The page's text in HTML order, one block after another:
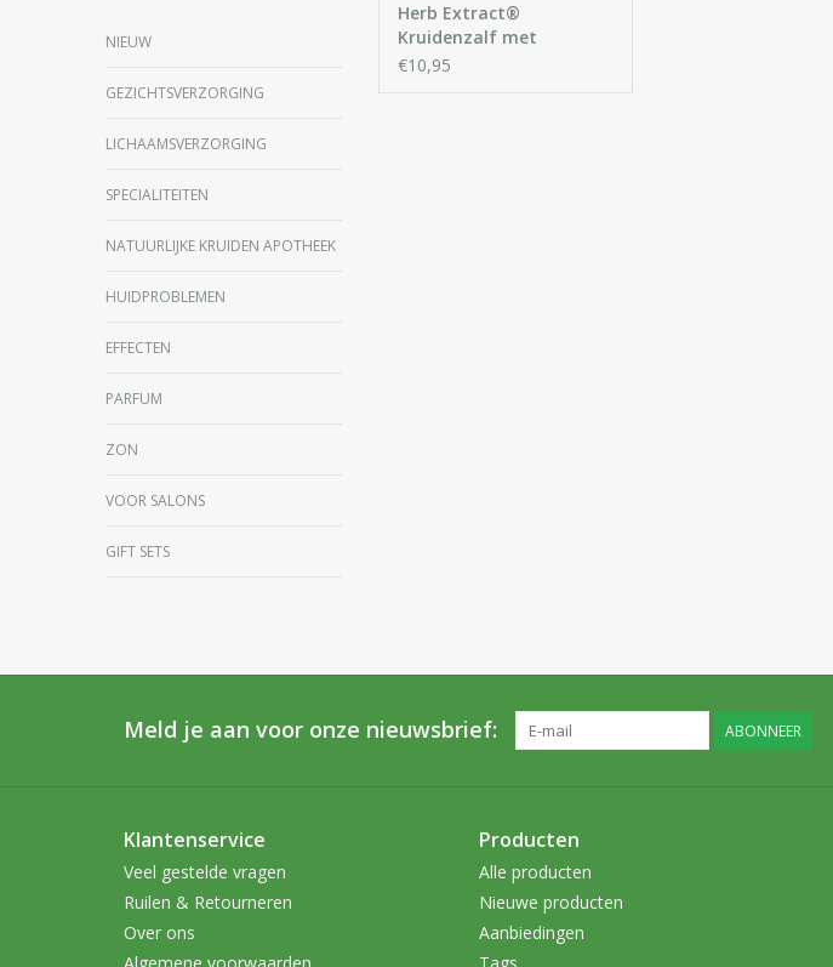
NIEUW
GEZICHTSVERZORGING
LICHAAMSVERZORGING
SPECIALITEITEN
NATUURLIJKE KRUIDEN APOTHEEK
HUIDPROBLEMEN
EFFECTEN
PARFUM
ZON
VOOR SALONS
GIFT SETS
Herb Extract®
Kruidenzalf met
Cannabis
€10,95
Meld je aan voor onze nieuwsbrief: ABONNEER
Klantenservice
Veel gestelde vragen
Ruilen & Retourneren
Over ons
Producten
Alle producten
Nieuwe producten
Aanbiedingen